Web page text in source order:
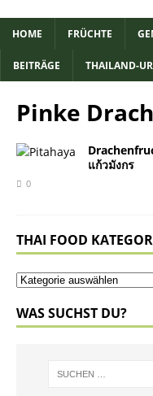
HOME FRÜCHTE
BEITRÄGE THAILAND-
Pinke
แก้วมังกร
0
THAI FOOD
WAS SUCHST DU?